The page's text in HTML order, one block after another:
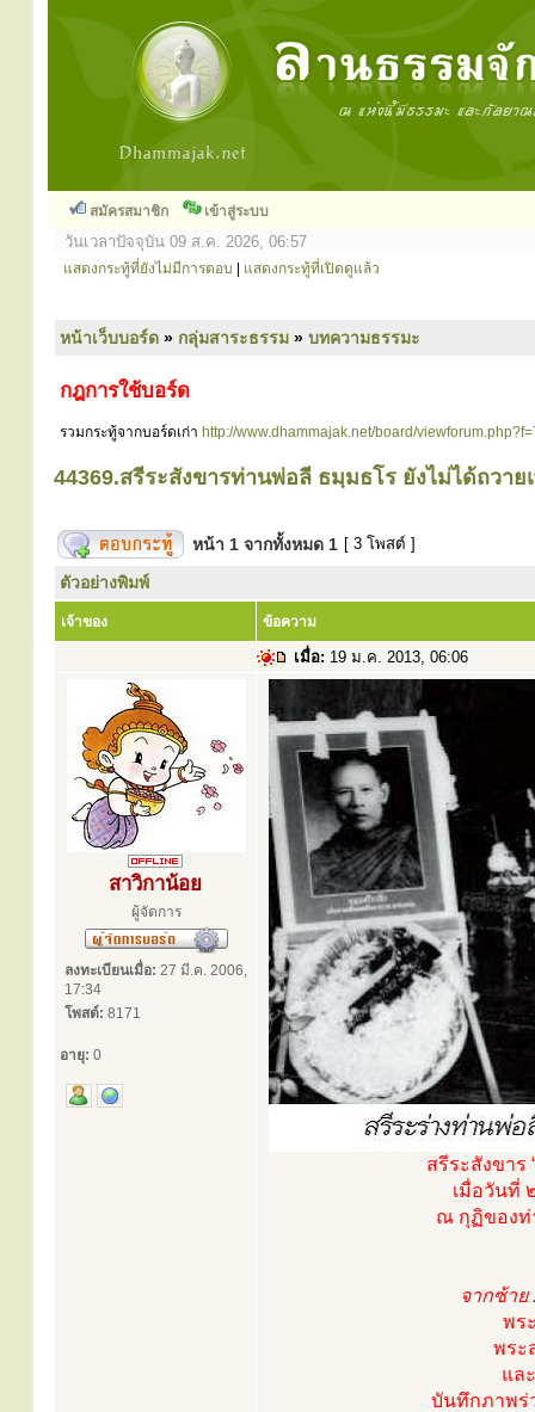
สมัครสมาชิก เข้าสู่ระบบ
วันเวลาปัจจุบัน 09 ส.ค. 2026, 06:57
แสดงกระทู้ที่ยังไม่มีการตอบ แสดงกระทู้ที่เปิดดูแล้ว
หน้าเว็บบอร์ด » กลุ่มสาระธรรม » บทความธรรมะ
กฎการใช้บอร์ด
รวมกระทู้จากบอร์ดเก่า http://www.dhammajak.net/board/
44369.สรีระสังขารท่านพ่อลี ธมฺมธโร ยังไม่ได้ถวา
หน้า 1 จากทั้งหมด 1 [ 3 โพสต์ ]
ตัวอย่างพิมพ์
เจ้าของ ข้อความ
เมื่อ: 19 ม.ค. 2013, 06:06
สาวิกาน้อย
ผู้จัดการ
ลงทะเบียนเมื่อ: 27 มี.ค. 2006,
17:34
โพสต์: 8171
อายุ: 0
สรีระสังขา
เมื่อวันที่
ณ กุฏิของท่
จากซ้าย
พร
พระ
แล
บันทึกภาพร่